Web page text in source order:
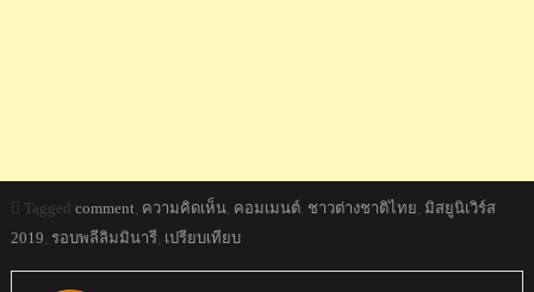
Tagged comment ความคิดเห็น, คอมเมนต์, ชาวต่างชาติไทย มิสยูนิเวิร์ส
2019 รอบพลีลิมมินารี, เปรียบเทียบ